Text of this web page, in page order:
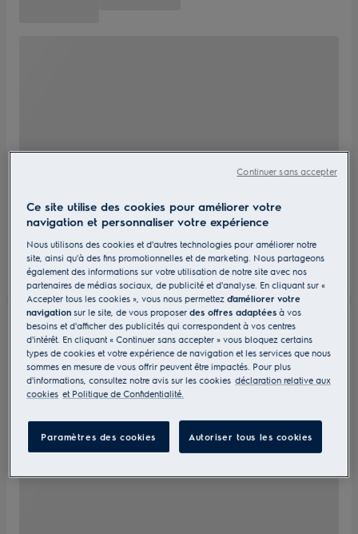
Ce site utilise des cookies pour améliorer votre
navigation et personnaliser votre expérience
Nous utilisons des cookies et d'autres technologies pour améliorer notre
site, ainsi qu'à des fins promotionnelles et de marketing. Nous partageons
également des informations sur votre utilisation de notre site avec nos
partenaires de médias sociaux, de publicité et d'analyse. En cliquant sur «
Accepter tous les cookies », vous nous permettezd'améliorer votre
navigation sur le site, de vous proposerdes offres adaptées à vos
besoins et d'afficher des publicités qui correspondent à vos centres
d'intérêt. En cliquant « Continuer sans accepter » vous bloquez certains
types de cookies et votre expérience de navigation et les services que nous
sommes en mesure de vous offrir peuvent être impactés. Pour plus
d'informations, consultez notre avis sur les cookies déclaration relative aux
cookies et Politique de Confidentialité.
Paramètres des cookies Autoriser tous les cookies
Continuer sans accepter